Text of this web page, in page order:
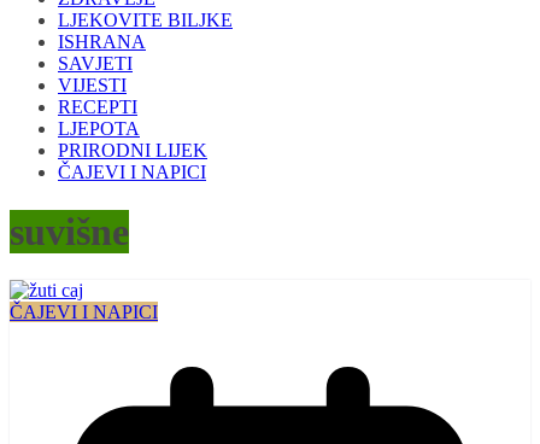
LJEKOVITE BILJKE
ISHRANA
SAVJETI
VIJESTI
RECEPTI
LJEPOTA
PRIRODNI LIJEK
ČAJEVI I NAPICI
suvišne
ČAJEVI I NAPICI